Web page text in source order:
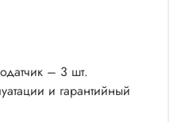
– 3 шт.
и гарантийный